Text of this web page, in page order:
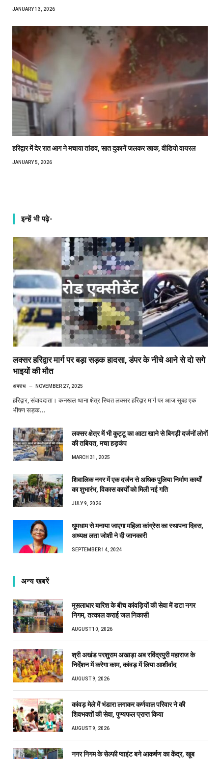
JANUARY 13, 2026
हरिद्वार में देर रात आग ने मचाया तांडव, सात दुकानें जलकर खाक, वीडियो वायरल
JANUARY 5, 2026
इन्हें भी पढ़े-
लक्सर हरिद्वार मार्ग पर बड़ा सड़क हादसा, डंपर के नीचे आने से दो सगे
भाइयों की मौत
अपराध NOVEMBER 27, 2025
हरिद्वार, संवाददाता। कनखल थाना क्षेत्र स्थित लक्सर हरिद्वार मार्ग पर आज सुबह एक
भीषण सड़क…
लक्सर क्षेत्र में भी कुट्टू का आटा खाने से बिगड़ी दर्जनों लोगों
की तबियत, मचा हड़कंप
MARCH 31, 2025
शिवालिक नगर में एक दर्जन से अधिक पुलिया निर्माण कार्यों
का शुभारंभ, विकास कार्यों को मिली नई गति
JULY 9, 2026
धूमधाम से मनाया जाएगा महिला कांग्रेस का स्थापना दिवस,
अध्यक्ष लता जोशी ने दी जानकारी
SEPTEMBER 14, 2024
अन्य खबरें
मूसलाधार बारिश के बीच कांवड़ियों की सेवा में डटा नगर
निगम, तत्काल कराई जल निकासी
AUGUST 10, 2026
श्री अखंड परशुराम अखाड़ा अब रविंद्रपुरी महाराज के
निर्देशन में करेगा काम, कांवड़ में लिया आशीर्वाद
AUGUST 9, 2026
कांवड़ मेले में भंडारा लगाकर कर्णवाल परिवार ने की
शिवभक्तों की सेवा, पुण्यफल प्राप्त किया
AUGUST 9, 2026
नगर निगम के सेल्फी प्वाइंट बने आकर्षण का केंद्र, खूब